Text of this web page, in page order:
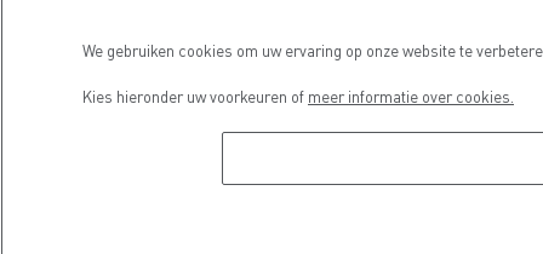
Locatie
We gebruiken cookies om uw ervaring op onze website te
Kies hieronder uw voorkeuren of meer informatie over cookies.